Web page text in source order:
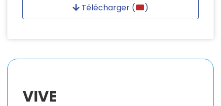
Télécharger ( )
VIVE